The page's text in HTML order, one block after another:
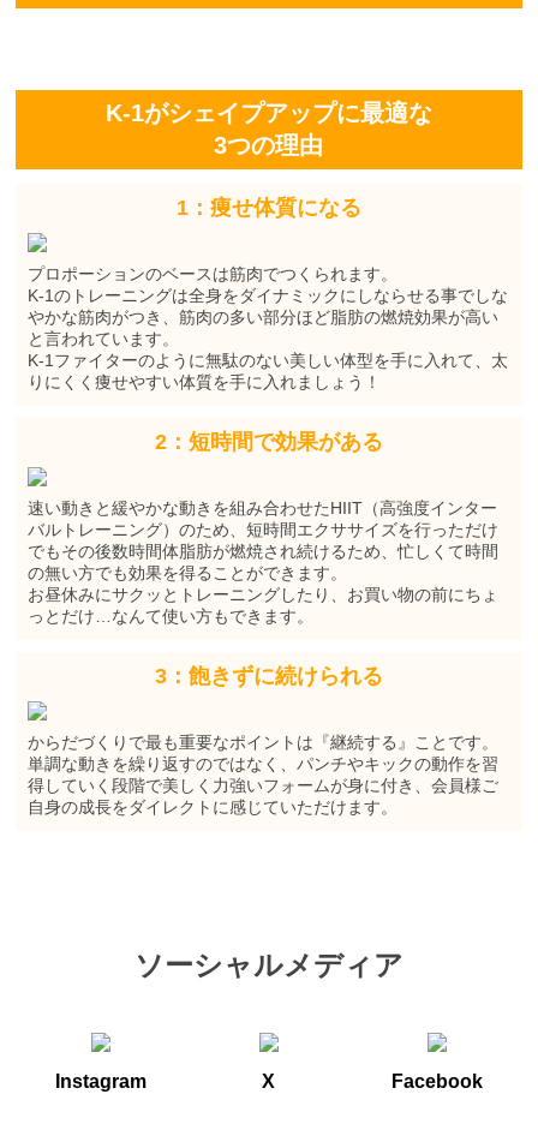
K-1がシェイプアップに最適な
3つの理由
1：痩せ体質になる
プロポーションのベースは筋肉でつくられます。
K-1のトレーニングは全身をダイナミックにしならせる事でしな
やかな筋肉がつき、筋肉の多い部分ほど脂肪の燃焼効果が高い
と言われています。
K-1ファイターのように無駄のない美しい体型を手に入れて、太
りにくく痩せやすい体質を手に入れましょう！
2：短時間で効果がある
速い動きと緩やかな動きを組み合わせたHIIT（高強度インター
バルトレーニング）のため、短時間エクササイズを行っただけ
でもその後数時間体脂肪が燃焼され続けるため、忙しくて時間
の無い方でも効果を得ることができます。
お昼休みにサクッとトレーニングしたり、お買い物の前にちょ
っとだけ…なんて使い方もできます。
3：飽きずに続けられる
からだづくりで最も重要なポイントは『継続する』ことです。
単調な動きを繰り返すのではなく、パンチやキックの動作を習
得していく段階で美しく力強いフォームが身に付き、会員様ご
自身の成長をダイレクトに感じていただけます。
ソーシャルメディア
Instagram X Facebook